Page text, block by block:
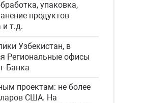
упаковка,
продуктов
и т.д.
Узбекистан, в
Региональные офисы
Банка
проектам: не более
США. На